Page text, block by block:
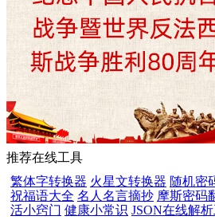
推荐在线工具
繁体字转换器 火星文转换器 随机密
祝福语大全 名人名言摘抄 摩斯密码
活小窍门 健康小常识 JSON在线解